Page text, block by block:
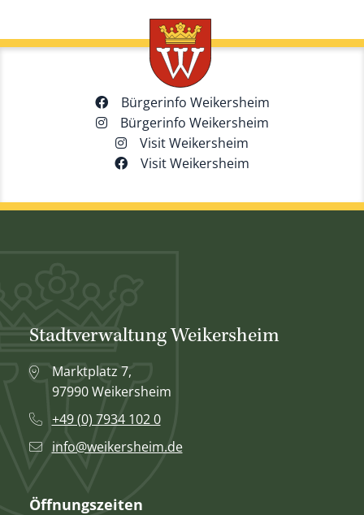
Bürgerinfo Weikersheim
Bürgerinfo Weikersheim
Visit Weikersheim
Visit Weikersheim
Stadtverwaltung Weikersheim
Marktplatz 7,
97990 Weikersheim
+49 (0) 7934 102 0
info@weikersheim.de
Öffnungszeiten